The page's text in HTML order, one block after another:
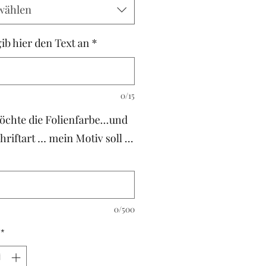
hier den Text an *
0/15
die Folienfarbe...und
... mein Motiv soll ...
0/500
*